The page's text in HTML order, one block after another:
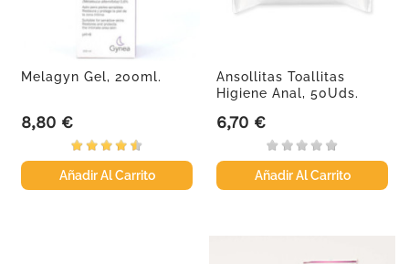
Melagyn Gel, 200ml.
Precio
8,80 €
Añadir Al Carrito
Ansollitas Toallitas
Higiene Anal, 50Uds.
Precio
6,70 €
Añadir Al Carrito